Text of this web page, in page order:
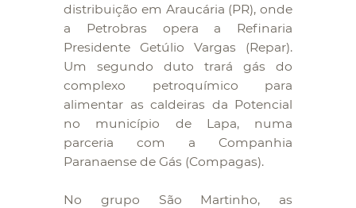
distribuição em Araucária (PR), onde
a Petrobras opera a Refinaria
Presidente Getúlio Vargas (Repar).
Um segundo duto trará gás do
complexo petroquímico para
alimentar as caldeiras da Potencial
no município de Lapa, numa
parceria com a Companhia
Paranaense de Gás (Compagas).
No grupo São Martinho, as